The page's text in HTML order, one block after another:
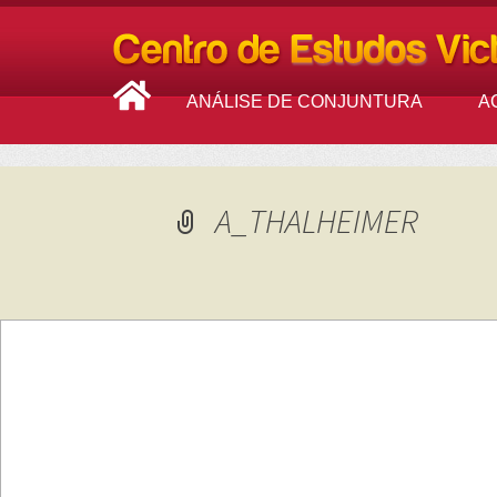
ANÁLISE DE CONJUNTURA
A_THALHEIMER